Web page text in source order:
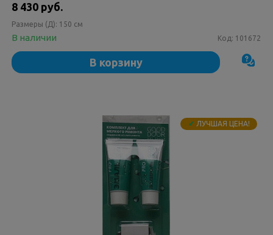
8 430 руб.
Размеры (Д): 150 см
В наличии Код: 101672
В корзину
✔ ЛУЧШАЯ ЦЕНА!